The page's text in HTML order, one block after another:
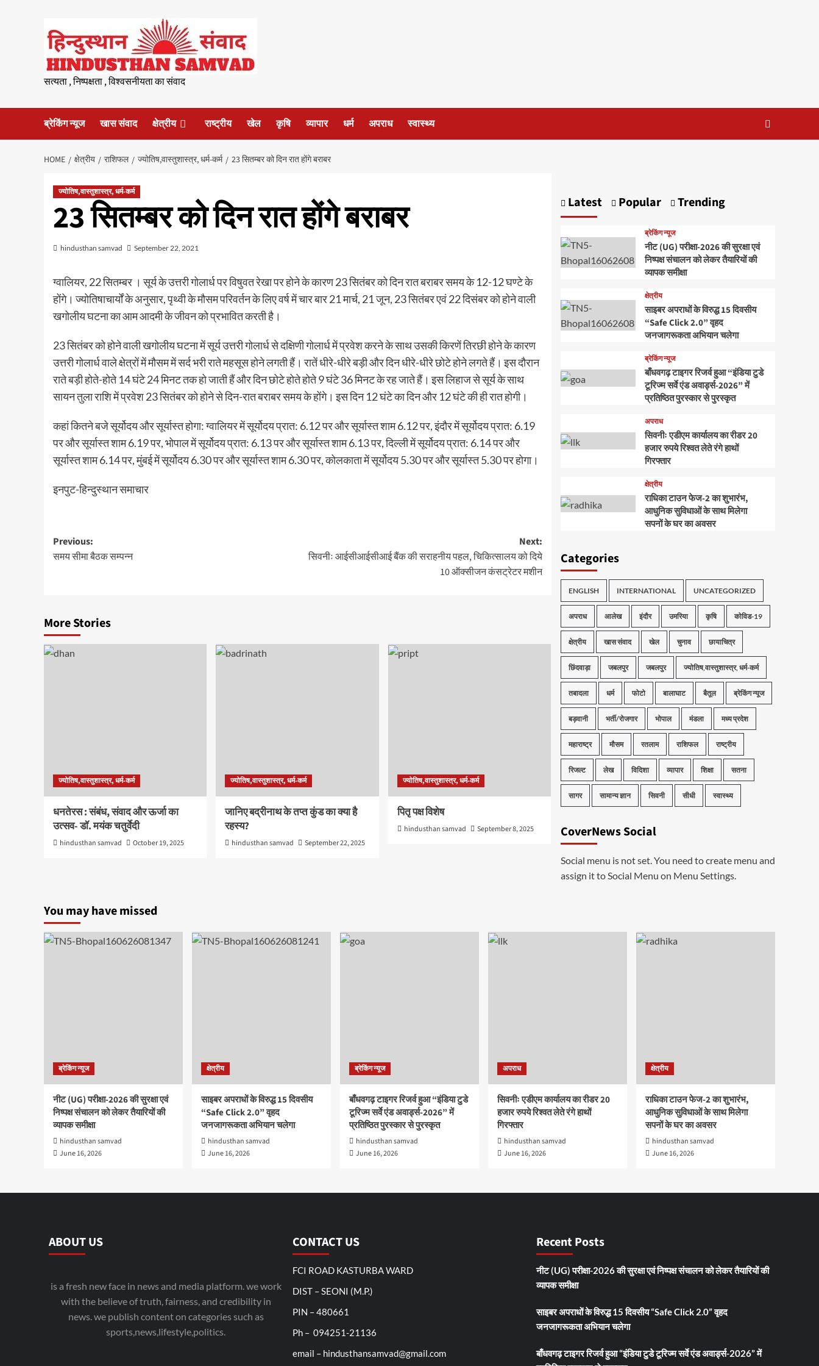
सत्यता , निष्पक्षता , विश्वसनीयता का संवाद
ब्रेकिंग न्यूज खास संवाद क्षेत्रीय राष्ट्रीय खेल कृषि व्यापार धर्म अपराध स्वास्थ्य
HOME क्षेत्रीय राशिफल ज्योतिष,वास्तुशास्त्र, धर्म-कर्म 23 सितम्बर को दिन रात होंगे बराबर
ज्योतिष,वास्तुशास्त्र, धर्म-कर्म
23 सितम्बर को दिन रात होंगे बराबर
hindusthan samvad September 22, 2021
ग्वालियर, 22 सितम्बर । सूर्य के उत्तरी गोलार्ध पर विषुवत रेखा पर होने के कारण 23 सितंबर को दिन रात बराबर समय के 12-12 घण्टे के
होंगे। ज्योतिषाचार्यों के अनुसार, पृथ्वी के मौसम परिवर्तन के लिए वर्ष में चार बार 21 मार्च, 21 जून, 23 सितंबर एवं 22 दिसंबर को होने वाली
खगोलीय घटना का आम आदमी के जीवन को प्रभावित करती है।
23 सितंबर को होने वाली खगोलीय घटना में सूर्य उत्तरी गोलार्ध से दक्षिणी गोलार्ध में प्रवेश करने के साथ उसकी किरणें तिरछी होने के कारण
उत्तरी गोलार्ध वाले क्षेत्रों में मौसम में सर्द भरी राते महसूस होने लगती हैं। रातें धीरे-धीरे बड़ी और दिन धीरे-धीरे छोटे होने लगते हैं। इस दौरान
राते बड़ी होते-होते 14 घंटे 24 मिनट तक हो जाती हैं और दिन छोटे होते होते 9 घंटे 36 मिनट के रह जाते हैं। इस लिहाज से सूर्य के साथ
सायन तुला राशि में प्रवेश 23 सितंबर को होने से दिन-रात बराबर समय के होंगे। इस दिन 12 घंटे का दिन और 12 घंटे की ही रात होगी।
कहां कितने बजे सूर्योदय और सूर्यास्त होगा: ग्वालियर में सूर्योदय प्रात: 6.12 पर और सूर्यास्त शाम 6.12 पर, इंदौर में सूर्योदय प्रात: 6.19
पर और सूर्यास्त शाम 6.19 पर, भोपाल में सूर्योदय प्रात: 6.13 पर और सूर्यास्त शाम 6.13 पर, दिल्ली में सूर्योदय प्रात: 6.14 पर और
सूर्यास्त शाम 6.14 पर, मुंबई में सूर्योदय 6.30 पर और सूर्यास्त शाम 6.30 पर, कोलकाता में सूर्योदय 5.30 पर और सूर्यास्त 5.30 पर होगा।
इनपुट-हिन्दुस्थान समाचार
Post
navigation
Previous:
समय सीमा बैठक सम्पन्न
Next:
सिवनीः आईसीआईसीआई बैंक की सराहनीय पहल, चिकित्सालय को दिये
10 ऑक्सीजन कंसट्रेटर मशीन
More Stories
ज्योतिष,वास्तुशास्त्र, धर्म-कर्म
धनतेरस : संबंध, संवाद और ऊर्जा का
उत्सव- डॉ. मयंक चतुर्वेदी
hindusthan samvad October 19, 2025
ज्योतिष,वास्तुशास्त्र, धर्म-कर्म
जानिए बद्रीनाथ के तप्त कुंड का क्या है
रहस्य?
hindusthan samvad September 22, 2025
ज्योतिष,वास्तुशास्त्र, धर्म-कर्म
पितृ पक्ष विशेष
hindusthan samvad September 8, 2025
Latest Popular Trending
ब्रेकिंग न्यूज
नीट (UG) परीक्षा-2026 की सुरक्षा एवं
निष्पक्ष संचालन को लेकर तैयारियों की
व्यापक समीक्षा
क्षेत्रीय
साइबर अपराधों के विरुद्ध 15 दिवसीय
“Safe Click 2.0” वृहद
जनजागरूकता अभियान चलेगा
ब्रेकिंग न्यूज
बाँधवगढ़ टाइगर रिजर्व हुआ “इंडिया टुडे
टूरिज्म सर्वे एंड अवार्ड्स-2026” में
प्रतिष्ठित पुरस्कार से पुरस्कृत
अपराध
सिवनीः एडीएम कार्यालय का रीडर 20
हजार रुपये रिश्वत लेते रंगे हाथों
गिरफ्तार
क्षेत्रीय
राधिका टाउन फेज-2 का शुभारंभ,
आधुनिक सुविधाओं के साथ मिलेगा
सपनों के घर का अवसर
Categories
ENGLISH INTERNATIONAL UNCATEGORIZED
अपराध आलेख इंदौर उमरिया कृषि कोविड-19
क्षेत्रीय खास संवाद खेल चुनाव छायाचित्र
छिंदवाड़ा जबलपुर जबलपुर ज्योतिष,वास्तुशास्त्र, धर्म-कर्म
तबादला धर्म फोटो बालाघाट बैतूल ब्रेकिंग न्यूज
बड़वानी भर्ती/रोजगार भोपाल मंडला मध्य प्रदेश
महाराष्ट्र मौसम रतलाम राशिफल राष्ट्रीय
रिजल्ट लेख विदिशा व्यापार शिक्षा सतना
सागर सामान्य ज्ञान सिवनी सीधी स्वास्थ्य
CoverNews Social
Social menu is not set. You need to create menu and
assign it to Social Menu on Menu Settings.
You may have missed
ब्रेकिंग न्यूज
नीट (UG) परीक्षा-2026 की सुरक्षा एवं
निष्पक्ष संचालन को लेकर तैयारियों की
व्यापक समीक्षा
hindusthan samvad
June 16, 2026
क्षेत्रीय
साइबर अपराधों के विरुद्ध 15 दिवसीय
“Safe Click 2.0” वृहद
जनजागरूकता अभियान चलेगा
hindusthan samvad
June 16, 2026
ब्रेकिंग न्यूज
बाँधवगढ़ टाइगर रिजर्व हुआ “इंडिया टुडे
टूरिज्म सर्वे एंड अवार्ड्स-2026” में
प्रतिष्ठित पुरस्कार से पुरस्कृत
hindusthan samvad
June 16, 2026
अपराध
सिवनीः एडीएम कार्यालय का रीडर 20
हजार रुपये रिश्वत लेते रंगे हाथों
गिरफ्तार
hindusthan samvad
June 16, 2026
क्षेत्रीय
राधिका टाउन फेज-2 का शुभारंभ,
आधुनिक सुविधाओं के साथ मिलेगा
सपनों के घर का अवसर
hindusthan samvad
June 16, 2026
ABOUT US
is a fresh new face in news and media platform. we work
with the believe of truth, fairness, and credibility in
news. we publish content on categories such as
sports,news,lifestyle,politics.
CONTACT US
FCI ROAD KASTURBA WARD
DIST – SEONI (M.P.)
PIN – 480661
Ph – 094251-21136
email – hindusthansamvad@gmail.com
Recent Posts
नीट (UG) परीक्षा-2026 की सुरक्षा एवं निष्पक्ष संचालन को लेकर तैयारियों की
व्यापक समीक्षा
साइबर अपराधों के विरुद्ध 15 दिवसीय “Safe Click 2.0” वृहद
जनजागरूकता अभियान चलेगा
बाँधवगढ़ टाइगर रिजर्व हुआ “इंडिया टुडे टूरिज्म सर्वे एंड अवार्ड्स-2026” में